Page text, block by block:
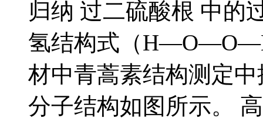
归纳 过二硫酸根 中
氢结构式（
材中青蒿素结构测定
分子结构如图所示。